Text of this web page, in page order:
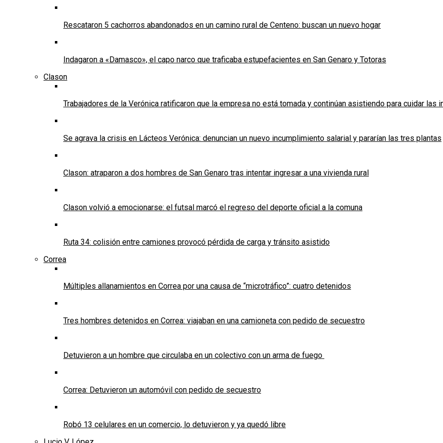
Rescataron 5 cachorros abandonados en un camino rural de Centeno: buscan un nuevo hogar
Indagaron a «Damasco», el capo narco que traficaba estupefacientes en San Genaro y Totoras
Clason
Trabajadores de la Verónica ratificaron que la empresa no está tomada y continúan asistiendo para cuidar las
Se agrava la crisis en Lácteos Verónica: denuncian un nuevo incumplimiento salarial y pararían las tres plantas
Clason: atraparon a dos hombres de San Genaro tras intentar ingresar a una vivienda rural
Clason volvió a emocionarse: el futsal marcó el regreso del deporte oficial a la comuna
Ruta 34: colisión entre camiones provocó pérdida de carga y tránsito asistido
Correa
Múltiples allanamientos en Correa por una causa de “microtráfico”: cuatro detenidos
Tres hombres detenidos en Correa: viajaban en una camioneta con pedido de secuestro
Detuvieron a un hombre que circulaba en un colectivo con un arma de fuego
Correa: Detuvieron un automóvil con pedido de secuestro
Robó 13 celulares en un comercio, lo detuvieron y ya quedó libre